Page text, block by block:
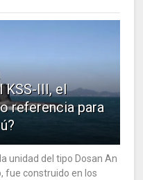
KSS-III, el
referencia para
unidad del tipo Dosan An
fue construido en los